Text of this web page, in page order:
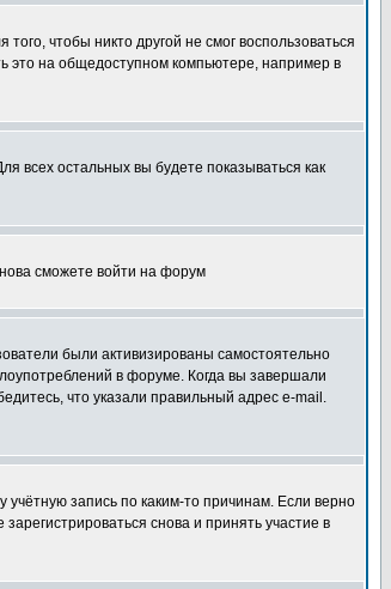
чтобы никто другой не смог воспользоваться
это на общедоступном компьютере, например в
всех остальных вы будете показываться как
сможете войти на форум
были активизированы самостоятельно
в форуме. Когда вы завершали
что указали правильный адрес e-mail.
запись по каким-то причинам. Если верно
снова и принять участие в